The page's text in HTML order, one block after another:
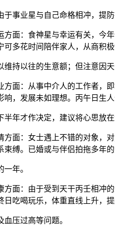
事业星与自己命格相冲，提
方面：食神星与幸运有关，今
多花时间陪伴家人，从商积极
持以往的生意额；但注意因
方面：从事中介人的工作者，
响，发展未如理想。丙午日生
年才作决定，建议将心思放
方面：女士遇上不错的对象，
束缚。已婚或与伴侣拍拖多年
年。
方面：由于受到天干丙壬相冲
日吃喝玩乐，体重直线上升，
压过高等问题。